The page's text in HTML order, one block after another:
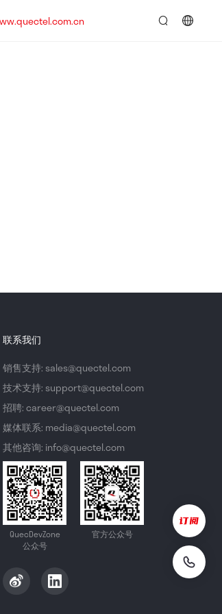
联系我们
销售支持: sales@quectel.com
技术支持: support@quectel.com
招聘: career@quectel.com
媒体联系: media@quectel.com
其他咨询: info@quectel.com
QuecDevZone
公众号
官方公众号